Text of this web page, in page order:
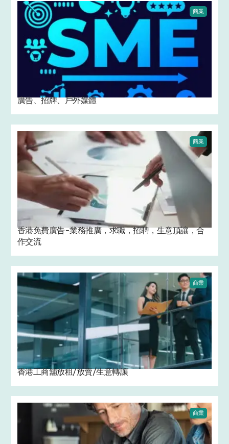
商業
廣告、招牌、戶外媒體
商業
香港免費廣告-業務推廣，求職，招聘，生意頂讓，合
作交流
商業
香港工商舖放租/放賣/生意轉讓
商業